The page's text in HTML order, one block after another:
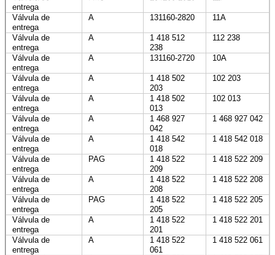
entrega
Válvula de
entrega
A 131160-2820 11A
Válvula de
entrega
A
1 418 512
238
112 238
Válvula de
entrega
A 131160-2720 10A
Válvula de
entrega
A
1 418 502
203
102 203
Válvula de
entrega
A
1 418 502
013
102 013
Válvula de
entrega
A
1 468 927
042
1 468 927 042
Válvula de
entrega
A
1 418 542
018
1 418 542 018
Válvula de
entrega
PAG
1 418 522
209
1 418 522 209
Válvula de
entrega
A
1 418 522
208
1 418 522 208
Válvula de
entrega
PAG
1 418 522
205
1 418 522 205
Válvula de
entrega
A
1 418 522
201
1 418 522 201
Válvula de
entrega
A
1 418 522
061
1 418 522 061